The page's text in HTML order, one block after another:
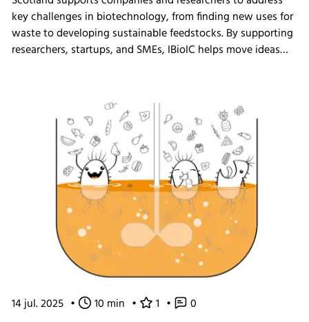
key challenges in biotechnology, from finding new uses for
waste to developing sustainable feedstocks. By supporting
researchers, startups, and SMEs, IBioIC helps move ideas
14 jul. 2025 • 10 min • 1 • 0